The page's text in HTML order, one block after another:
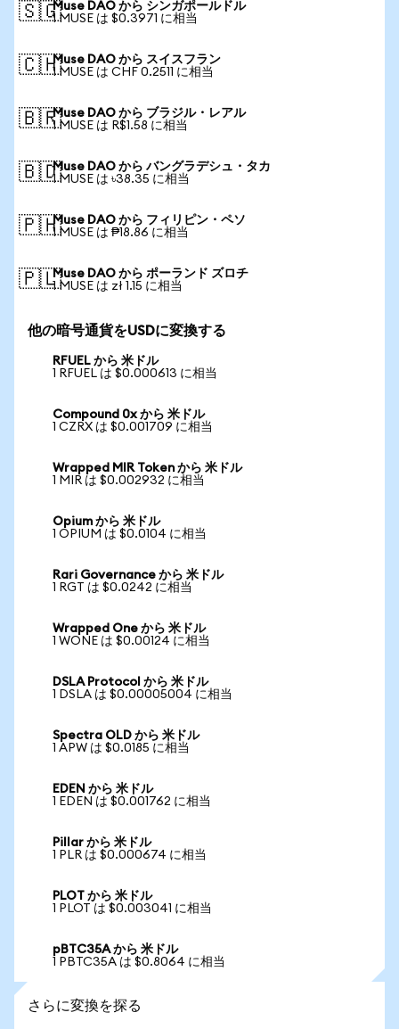
🇸🇬Muse DAO から シンガポールドル
1 MUSE は $0.3971 に相当
🇨🇭Muse DAO から スイスフラン
1 MUSE は CHF 0.2511 に相当
🇧🇷Muse DAO から ブラジル・レアル
1 MUSE は R$1.58 に相当
🇧🇩Muse DAO から バングラデシュ・タカ
1 MUSE は ৳38.35 に相当
🇵🇭Muse DAO から フィリピン・ペソ
1 MUSE は ₱18.86 に相当
🇵🇱Muse DAO から ポーランド ズロチ
1 MUSE は zł 1.15 に相当
他の暗号通貨をUSDに変換する
RFUEL から 米ドル
1 RFUEL は $0.000613 に相当
Compound 0x から 米ドル
1 CZRX は $0.001709 に相当
Wrapped MIR Token から 米ドル
1 MIR は $0.002932 に相当
Opium から 米ドル
1 OPIUM は $0.0104 に相当
Rari Governance から 米ドル
1 RGT は $0.0242 に相当
Wrapped One から 米ドル
1 WONE は $0.00124 に相当
DSLA Protocol から 米ドル
1 DSLA は $0.00005004 に相当
Spectra OLD から 米ドル
1 APW は $0.0185 に相当
EDEN から 米ドル
1 EDEN は $0.001762 に相当
Pillar から 米ドル
1 PLR は $0.000674 に相当
PLOT から 米ドル
1 PLOT は $0.003041 に相当
pBTC35A から 米ドル
1 PBTC35A は $0.8064 に相当
さらに変換を探る